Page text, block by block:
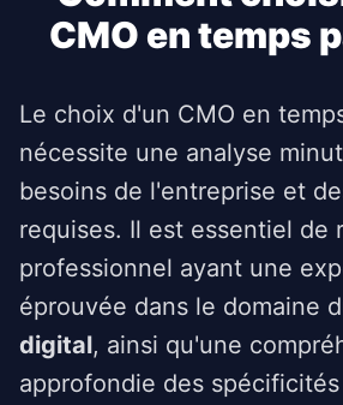
CMO en temps
Le choix d'un CMO en
nécessite une analyse
besoins de l'entreprise et
requises. Il est essentiel de
professionnel ayant une
éprouvée dans le domaine
digital, ainsi qu'une
approfondie des